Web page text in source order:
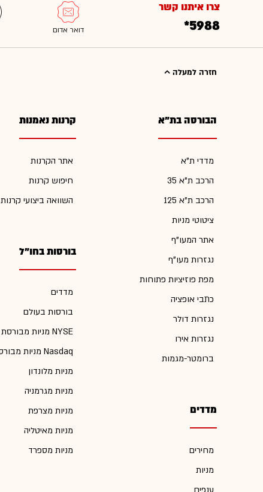
צרו איתנו קשר
*5988
חזרה למעלה
הבורסה בת"א
מדדי ת"א
הרכב ת"א 35
הרכב ת"א 125
ציטוטי מניות
אתר המעו"ף
נגזרות מעו"ף
מפת פוזיציות פתוחות
כתבי אופציה
נגזרות דולר
נגזרות אירו
ברומטר-מגמות
מדדים
מחירים
מניות
קרנות נאמנות
אתר הקרנות
חיפוש קרנות
השוואה ביצועי קרנות
בורסות בחו"ל
מדדים
בורסות בעולם
מניות מבורסת NYSE
מניות מבורסת Nasdaq
מניות מלונדון
מניות מגרמניה
מניות מצרפת
מניות מאיטליה
מניות מספרד